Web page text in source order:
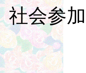
社会参